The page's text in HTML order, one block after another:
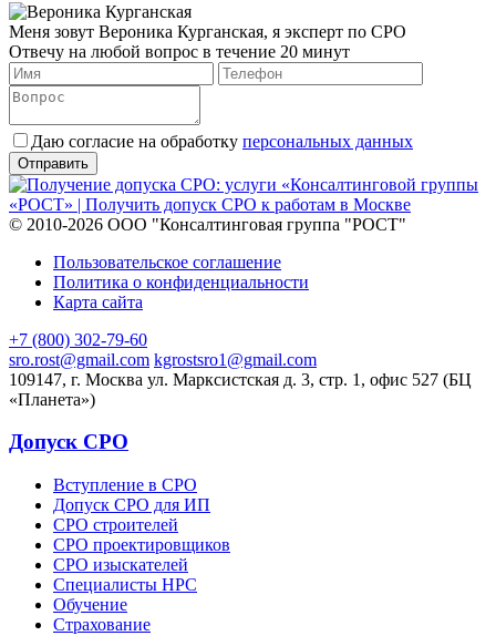
Меня зовут Вероника Курганская, я эксперт по СРО
Отвечу на любой вопрос в течение 20 минут
Даю согласие на обработку персональных данных
© 2010-2026 ООО "Консалтинговая группа "РОСТ"
Пользовательское соглашение
Политика о конфиденциальности
Карта сайта
+7 (800) 302-79-60
sro.rost@gmail.com kgrostsro1@gmail.com
109147, г. Москва ул. Марксистская д. 3, стр. 1, офис 527 (БЦ
«Планета»)
Допуск СРО
Вступление в СРО
Допуск СРО для ИП
СРО строителей
СРО проектировщиков
СРО изыскателей
Специалисты НРС
Обучение
Страхование